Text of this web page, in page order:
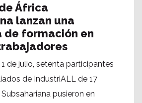
África
lanzan una
formación en
1 de julio, setenta participantes
de IndustriALL de 17
pusieron en